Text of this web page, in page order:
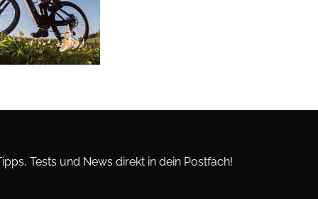
Tests und News direkt in dein Postfach!